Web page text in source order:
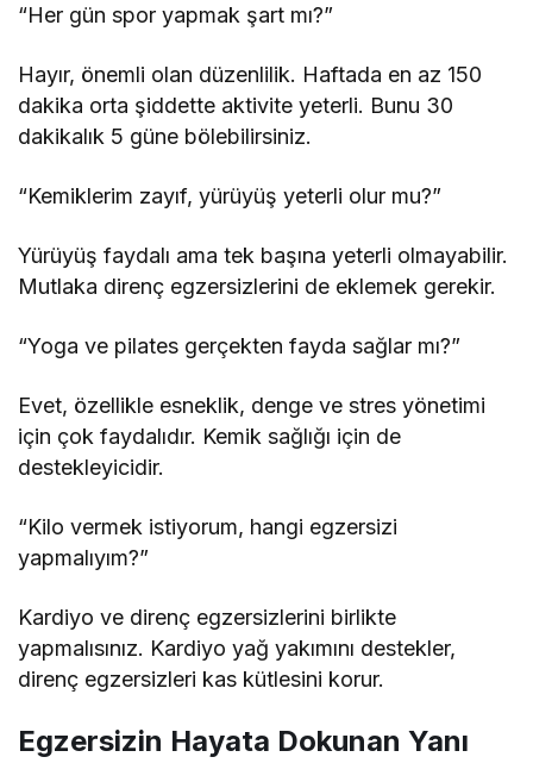
“Her gün spor yapmak şart mı?”
Hayır, önemli olan düzenlilik. Haftada en az 150
dakika orta şiddette aktivite yeterli. Bunu 30
dakikalık 5 güne bölebilirsiniz.
“Kemiklerim zayıf, yürüyüş yeterli olur mu?”
Yürüyüş faydalı ama tek başına yeterli olmayabilir.
Mutlaka direnç egzersizlerini de eklemek gerekir.
“Yoga ve pilates gerçekten fayda sağlar mı?”
Evet, özellikle esneklik, denge ve stres yönetimi
için çok faydalıdır. Kemik sağlığı için de
destekleyicidir.
“Kilo vermek istiyorum, hangi egzersizi
yapmalıyım?”
Kardiyo ve direnç egzersizlerini birlikte
yapmalısınız. Kardiyo yağ yakımını destekler,
direnç egzersizleri kas kütlesini korur.
Egzersizin Hayata Dokunan Yanı